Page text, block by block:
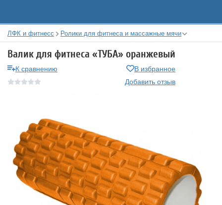
ЛФК и фитнесс Ролики для фитнеса и массажные мячи
Валик для фитнеса «ТУБА» оранжевый
К сравнению
В избранное
Добавить отзыв